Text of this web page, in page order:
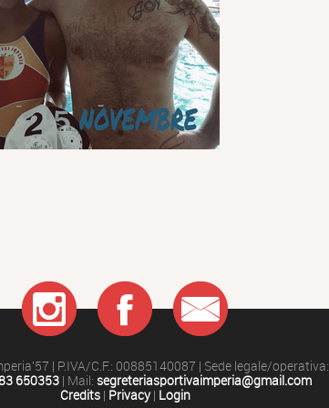
| P.IVA/C.F.: 00885140087 | Sede legale/
650353 | Mail: segreteriasportivaimperia@gmail.com
Credits| Privacy| Login